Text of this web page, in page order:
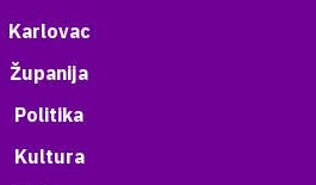
Karlovac
Županija
Politika
Kultura